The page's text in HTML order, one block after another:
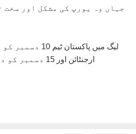
جہاں وہ یورپ کی مشکل اور سخت
ارجنٹائن اور